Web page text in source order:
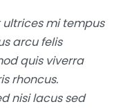
mi tempus
arcu felis
quis viverra
rhoncus.
nisi lacus sed